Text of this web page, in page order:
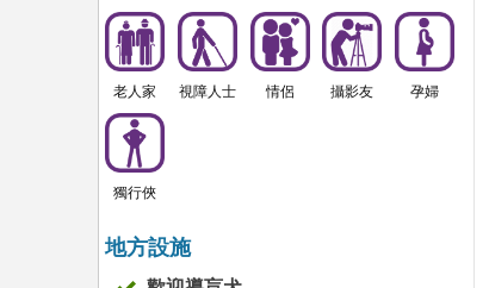
老人家 視障人士 情侶 攝影友 孕婦
獨行俠
地方設施